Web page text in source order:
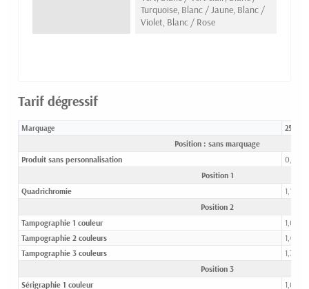
Turquoise, Blanc / Jaune, Blanc /
Violet, Blanc / Rose
Tarif dégressif
Marquage 250-
Position : sans marquage
Produit sans personnalisation
0,63 €
Position 1
Quadrichromie
1,16 €
Position 2
Tampographie 1 couleur
1,07 €
Tampographie 2 couleurs
1,41 €
Tampographie 3 couleurs
1,76 €
Position 3
Sérigraphie 1 couleur
1,07 €